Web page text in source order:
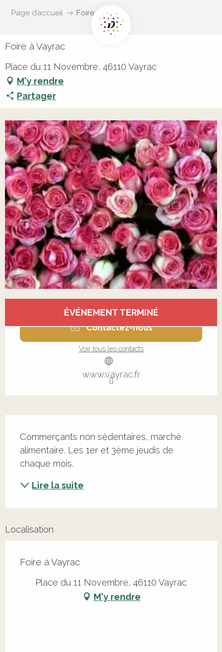
Page d’accueil Foire à Vayrac
Foire à Vayrac
Place du 11 Novembre, 46110 Vayrac
M'y rendre
Partager
ÉVÉNEMENT TERMINÉ
Contactez-nous
Voir tous les contacts
www.vayrac.fr
Commerçants non sédentaires, marché
alimentaire. Les 1er et 3ème jeudis de
chaque mois.
Lire la suite
Localisation
Foire à Vayrac
Place du 11 Novembre, 46110 Vayrac
M'y rendre